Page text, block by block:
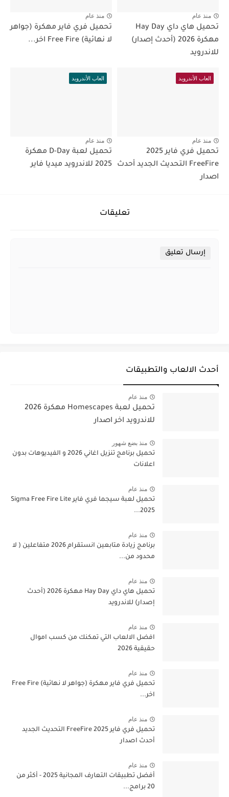
منذ عام
تحميل هاي داي Hay Day
مهكرة 2026 (أحدث إصدار)
للاندرويد
منذ عام
تحميل فري فاير مهكرة (جواهر
لا نهائية) Free Fire اخر...
العاب الأندرويد
منذ عام
تحميل فري فاير 2025
FreeFire التحديث الجديد أحدث
اصدار
العاب الأندرويد
منذ عام
تحميل لعبة D-Day مهكرة
2025 للاندرويد ميديا فاير
تعليقات
إرسال تعليق
أحدث الالعاب والتطبيقات
منذ عام
تحميل لعبة Homescapes مهكرة 2026
للاندرويد اخر اصدار
منذ بضع شهور
تحميل برنامج تنزيل اغاني 2026 و الفيديوهات بدون
اعلانات
منذ عام
تحميل لعبة سيجما فري فاير Sigma Free Fire Lite
2025...
منذ عام
برنامج زيادة متابعين انستقرام 2026 متفاعلين ( لا
محدود من...
منذ عام
تحميل هاي داي Hay Day مهكرة 2026 (أحدث
إصدار) للاندرويد
منذ عام
افضل الالعاب التي تمكنك من كسب اموال
حقيقية 2026
منذ عام
تحميل فري فاير مهكرة (جواهر لا نهائية) Free Fire
اخر...
منذ عام
تحميل فري فاير 2025 FreeFire التحديث الجديد
أحدث اصدار
منذ عام
أفضل تطبيقات التعارف المجانية 2025 - أكثر من
20 برامج...